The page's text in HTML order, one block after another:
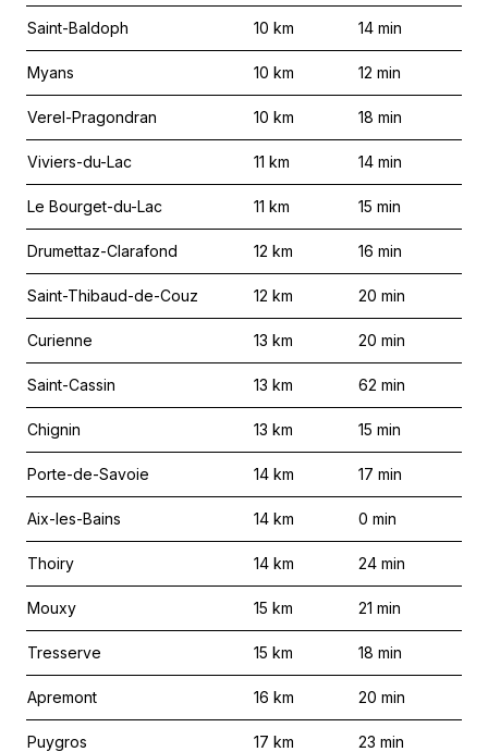
Saint-Baldoph 10 km 14 min
Myans 10 km 12 min
Verel-Pragondran 10 km 18 min
Viviers-du-Lac 11 km 14 min
Le Bourget-du-Lac 11 km 15 min
Drumettaz-Clarafond 12 km 16 min
Saint-Thibaud-de-Couz 12 km 20 min
Curienne 13 km 20 min
Saint-Cassin 13 km 62 min
Chignin 13 km 15 min
Porte-de-Savoie 14 km 17 min
Aix-les-Bains 14 km 0 min
Thoiry 14 km 24 min
Mouxy 15 km 21 min
Tresserve 15 km 18 min
Apremont 16 km 20 min
Puygros 17 km 23 min